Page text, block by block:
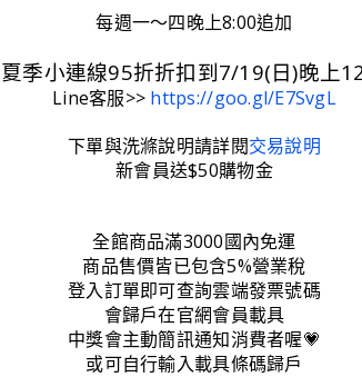
每週一～四晚上8:00追加
季小連線95折折扣到7/19(日)晚上
Line客服>> https://goo.gl/E7SvgL
下單與洗滌說明請詳閱交易說明
新會員送$50購物金
全館商品滿3000國內免運
商品售價皆已包含5%營業稅
登入訂單即可查詢雲端發票號碼
會歸戶在官網會員載具
中獎會主動簡訊通知消費者喔💗
或可自行輸入載具條碼歸戶